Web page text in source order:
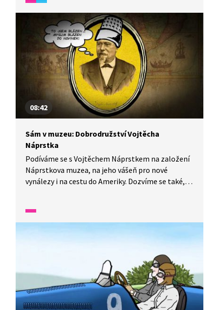
souvislosti vzniku MDŽ, ale i to, že i dnes jsou
nerovnosti mezi přístupem k ženám a mužům.
08:42
Sám v muzeu: Dobrodružství Vojtěcha
Náprstka
Podíváme se s Vojtěchem Náprstkem na založení
Náprstkova muzea, na jeho vášeň pro nové
vynálezy i na cestu do Ameriky. Dozvíme se také,